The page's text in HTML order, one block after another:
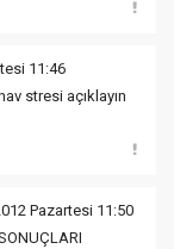
11:46
stresi açıklayın
Pazartesi 11:50